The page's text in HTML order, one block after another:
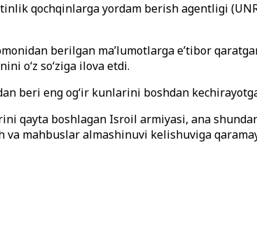
qochqinlarga yordam berish agentligi
berilgan ma’lumotlarga e’tibor
o‘z so‘ziga ilova etdi.
beri eng og‘ir kunlarini boshdan
qayta boshlagan Isroil armiyasi, ana
mahbuslar almashinuvi kelishuviga